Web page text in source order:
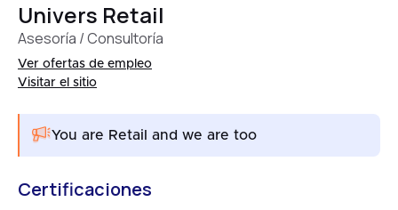
Univers Retail
Asesoría / Consultoría
Ver ofertas de empleo
Visitar el sitio
You are Retail and we are too
Certificaciones